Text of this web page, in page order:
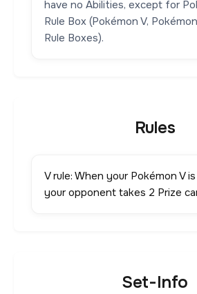
have no Abilities, except for
Rule Box (Pokémon V,
Rule Boxes).
Rules
V rule: When your Pokémon V
your opponent takes 2 Prize
Set-Info